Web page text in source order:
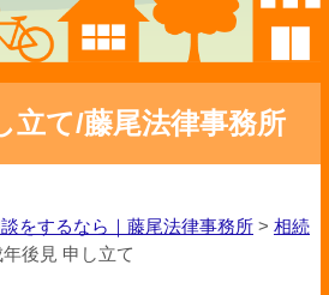
立て/藤尾法律事務所
をするなら｜藤尾法律事務所 > 相続
年後見 申し立て